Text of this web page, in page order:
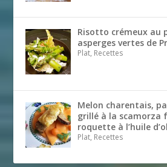
Risotto crémeux au
asperges vertes de
Plat, Recettes
Melon charentais,
grillé à la scamorza
roquette à l’huile
Plat, Recettes